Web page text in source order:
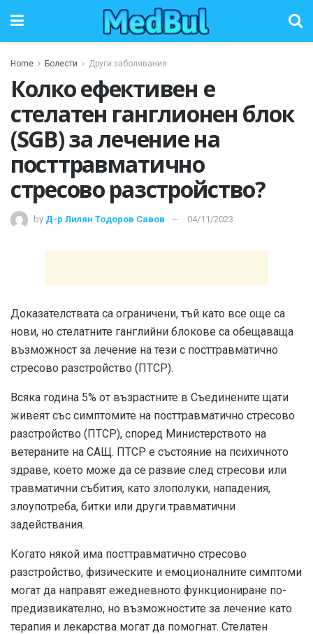
Home Болести Други заболявания
Колко ефективен е
стелатен ганглионен блок
(SGB) за лечение на
посттравматично
стресово разстройство?
by Д-р Лилян Тодоров Савов 04/11/2023
Доказателствата са ограничени, тъй като все още са
нови, но стелатните ганглийни блокове са обещаваща
възможност за лечение на тези с посттравматично
стресово разстройство (ПТСР).
Всяка година 5% от възрастните в Съединените щати
живеят със симптомите на посттравматично стресово
разстройство (ПТСР), според Министерството на
ветераните на САЩ. ПТСР е състояние на психичното
здраве, което може да се развие след стресови или
травматични събития, като злополуки, нападения,
злоупотреба, битки или други травматични
задействания.
Когато някой има посттравматично стресово
разстройство, физическите и емоционалните симптоми
могат да направят ежедневното функциониране по-
предизвикателно, но възможностите за лечение като
терапия и лекарства могат да помогнат. Стелатен